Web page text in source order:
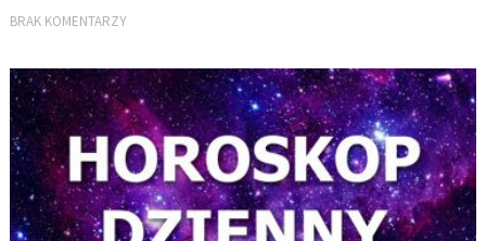
BRAK KOMENTARZY
DZIENNY